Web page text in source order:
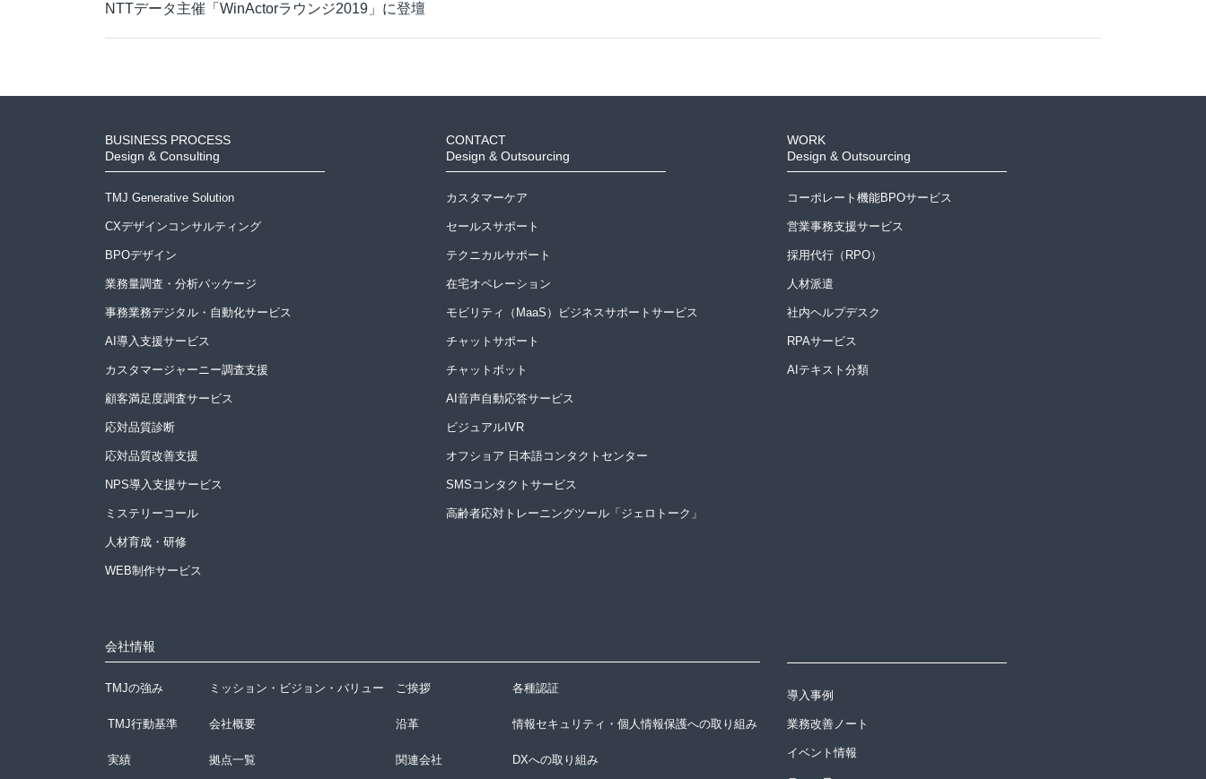
NTTデータ主催「WinActorラウンジ2019」に登壇
BUSINESS PROCESS
Design & Consulting
TMJ Generative Solution
CXデザインコンサルティング
BPOデザイン
業務量調査・分析パッケージ
事務業務デジタル・自動化サービス
AI導入支援サービス
カスタマージャーニー調査支援
顧客満足度調査サービス
応対品質診断
応対品質改善支援
NPS導入支援サービス
ミステリーコール
人材育成・研修
WEB制作サービス
CONTACT
Design & Outsourcing
カスタマーケア
セールスサポート
テクニカルサポート
在宅オペレーション
モビリティ（MaaS）ビジネスサポートサービス
チャットサポート
チャットボット
AI音声自動応答サービス
ビジュアルIVR
オフショア 日本語コンタクトセンター
SMSコンタクトサービス
高齢者応対トレーニングツール「ジェロトーク」
WORK
Design & Outsourcing
コーポレート機能BPOサービス
営業事務支援サービス
採用代行（RPO）
人材派遣
社内ヘルプデスク
RPAサービス
AIテキスト分類
会社情報
TMJの強み ミッション・ビジョン・バリュー ご挨拶 各種認証
TMJ行動基準 会社概要 沿革 情報セキュリティ・個人情報保護への取り組み
実績 拠点一覧 関連会社 DXへの取り組み
導入事例
業務改善ノート
イベント情報